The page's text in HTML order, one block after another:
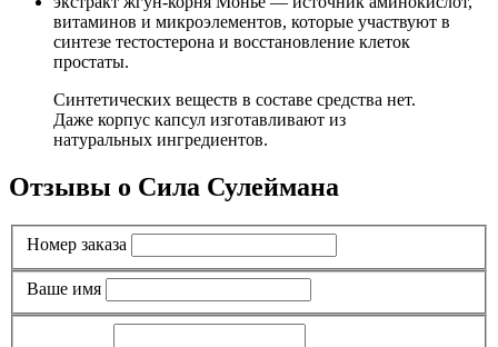
витаминов и микроэлементов, которые участвуют в
синтезе тестостерона и восстановление клеток
простаты.
Синтетических веществ в составе средства нет.
Даже корпус капсул изготавливают из
натуральных ингредиентов.
Отзывы о Сила Сулеймана
Номер заказа
Ваше имя